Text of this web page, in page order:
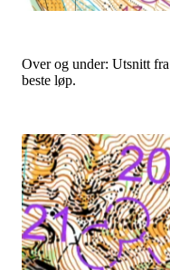
Over og under: Utsnitt
beste løp.